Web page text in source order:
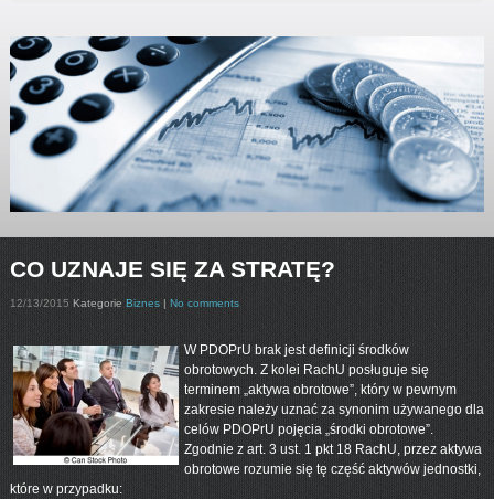
CO UZNAJE SIĘ ZA STRATĘ?
12/13/2015Kategorie Biznes| No comments
W PDOPrU brak jest definicji środków
obrotowych. Z kolei RachU posługuje się
terminem „aktywa obrotowe”, który w pewnym
zakresie należy uznać za synonim używanego dla
celów PDOPrU pojęcia „środki obrotowe”.
Zgodnie z art. 3 ust. 1 pkt 18 RachU, przez aktywa
obrotowe rozumie się tę część aktywów jednostki,
które w przypadku: